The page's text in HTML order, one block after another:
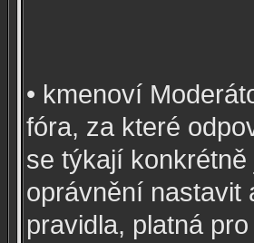
• kmenoví
fóra, za které
se týkají
oprávnění nastavit
pravidla, platná